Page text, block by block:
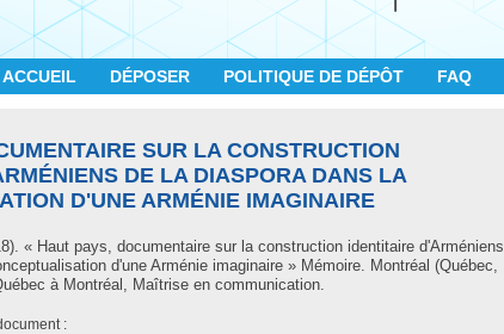
ACCUEIL DÉPOSER POLITIQUE DE DÉPÔT FAQ
SUR LA CONSTRUCTION
DE LA DIASPORA DANS LA
D'UNE ARMÉNIE IMAGINAIRE
« Haut pays, documentaire sur la construction identitaire d'Arméniens
d'une Arménie imaginaire » Mémoire. Montréal (Québec,
à Montréal, Maîtrise en communication.
: